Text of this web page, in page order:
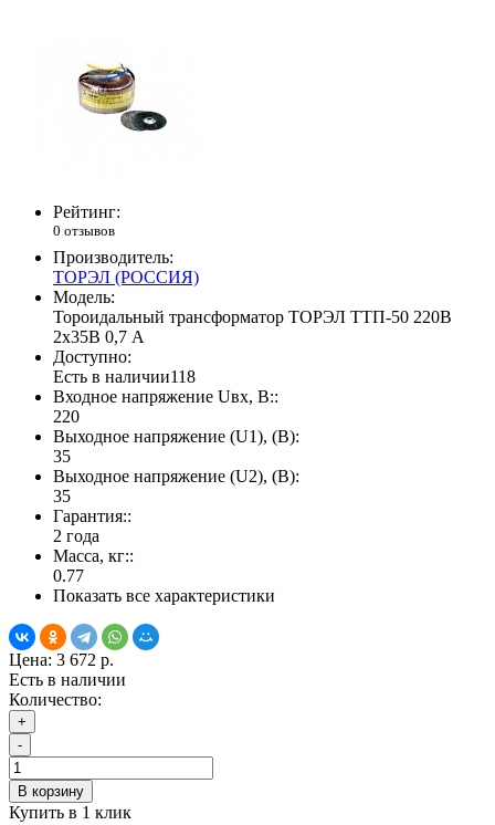
Рейтинг:
0 отзывов
Производитель:
ТОРЭЛ (РОССИЯ)
Модель:
Тороидальный трансформатор ТОРЭЛ ТТП-50 220В
2х35В 0,7 А
Доступно:
Есть в наличии118
Входное напряжение Uвх, В::
220
Выходное напряжение (U1), (В):
35
Выходное напряжение (U2), (В):
35
Гарантия::
2 года
Масса, кг::
0.77
Показать все характеристики
Цена: 3 672 р.
Есть в наличии
Количество:
+
-
В корзину
Купить в 1 клик